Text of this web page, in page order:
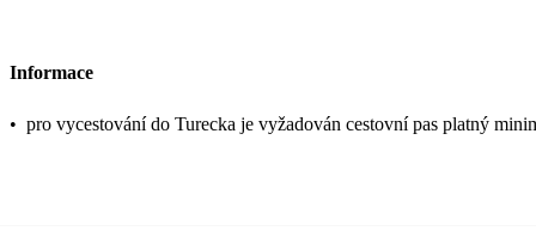
Informace
• pro vycestování do Turecka je vyžadován cestovní pas platný